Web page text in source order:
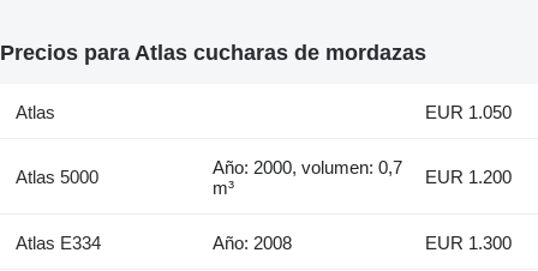
Precios para Atlas cucharas de mordazas
Atlas EUR 1.050
Atlas 5000
Año: 2000, volumen: 0,7
m³
EUR 1.200
Atlas E334 Año: 2008 EUR 1.300